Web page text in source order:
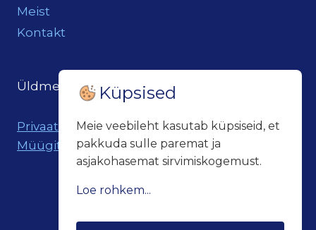
Meist
Kontakt
Üldmeil: loits@loitsukeller.ee
Privaatsuspoliitika
Müügitingimused
Küpsised
Meie veebileht kasutab küpsiseid, et
pakkuda sulle paremat ja
asjakohasemat sirvimiskogemust.
Loe rohkem...
Küpsiseid kasutatakse kolmel